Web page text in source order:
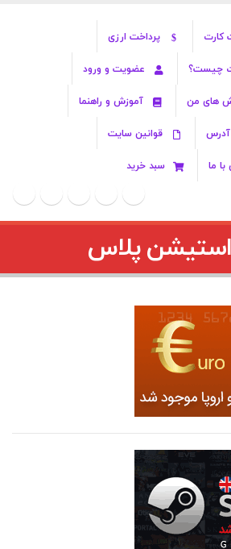
کارت پرداخت ارزی
چیست؟ عضویت و ورود
های من آموزش و راهنما
قوانین سایت
ما سبد خرید
پلاس